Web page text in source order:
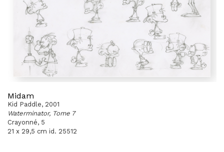
Midam
Kid Paddle, 2001
Waterminator, Tome 7
Crayonné, 5
21 x 29,5 cm id. 25512